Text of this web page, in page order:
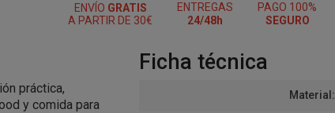
ENVÍO GRATIS
A PARTIR DE 30€
ENTREGAS
24/48h
PAGO 100%
SEGURO
práctica,
y comida para
Ficha técnica
Material: